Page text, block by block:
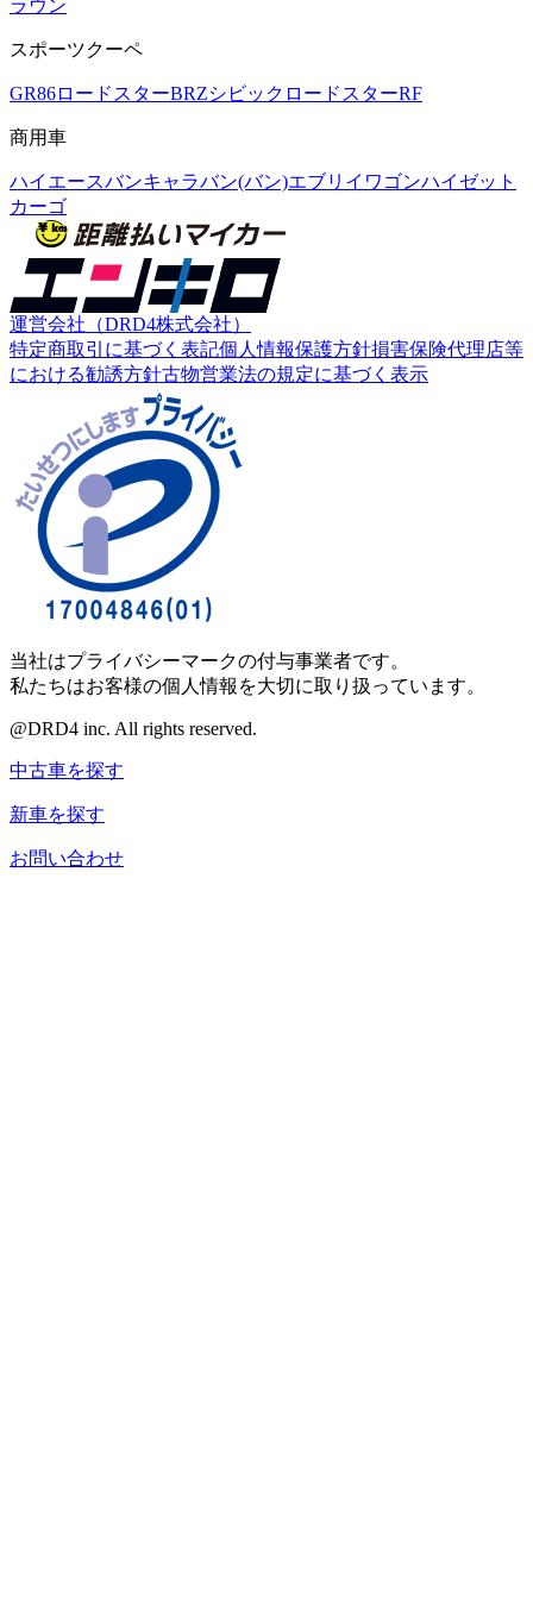
ラウン
スポーツクーペ
GR86ロードスターBRZシビック ロードスターRF
商用車
ハイエースバンキャラバン(バン)エブリイワゴンハイゼット
カーゴ
運営会社（DRD4株式会社）
特定商取引に基づく表記個人情報保護方針損害保険代理店等
における勧誘方針古物営業法の規定に基づく表示
当社はプライバシーマークの付与事業者です。
私たちはお客様の個人情報を大切に取り扱っています。
@DRD4 inc. All rights reserved.
中古車を探す
新車を探す
お問い合わせ